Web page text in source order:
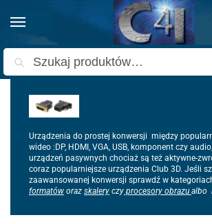
Strona główna Kable i konektory
Urządzenia do prostej konwersji między
wideo :DP, HDMI, VGA, USB, komponent czy
urządzeń pasywnych chociaż są też aktywne-
coraz popularniejsze urządzenia Club 3D. Jeśli
zaawansowanej konwersji sprawdź w
formatów oraz skalery czy procesory obrazu albo